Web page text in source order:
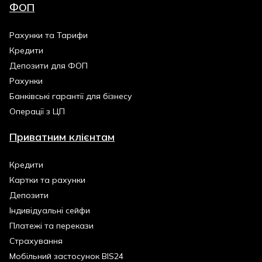
ФОП
Рахунки та Тарифи
Кредити
Депозити для ФОП
Рахунки
Банківські гарантії для бізнесу
Операції з ЦП
Приватним клієнтам
Кредити
Картки та рахунки
Депозити
Індивідуальні сейфи
Платежі та перекази
Страхування
Мобільний застосунок BIS24